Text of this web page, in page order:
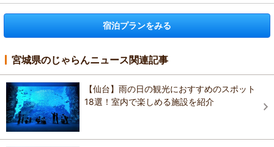
宿泊プランをみる
宮城県のじゃらんニュース関連記事
【仙台】雨の日の観光におすすめのスポット
18選！室内で楽しめる施設を紹介